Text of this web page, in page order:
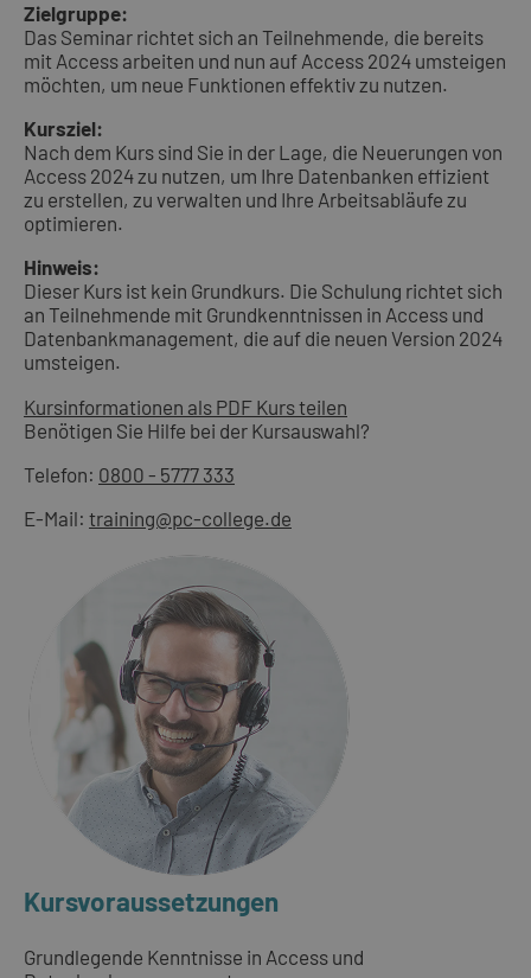
Zielgruppe:
Das Seminar richtet sich an Teilnehmende, die bereits
mit Access arbeiten und nun auf Access 2024 umsteigen
möchten, um neue Funktionen effektiv zu nutzen.
Kursziel:
Nach dem Kurs sind Sie in der Lage, die Neuerungen von
Access 2024 zu nutzen, um Ihre Datenbanken effizient
zu erstellen, zu verwalten und Ihre Arbeitsabläufe zu
optimieren.
Hinweis:
Dieser Kurs ist kein Grundkurs. Die Schulung richtet sich
an Teilnehmende mit Grundkenntnissen in Access und
Datenbankmanagement, die auf die neuen Version 2024
umsteigen.
Kursinformationen als PDF Kurs teilen
Benötigen Sie Hilfe bei der Kursauswahl?
Telefon: 0800 - 5777 333
E-Mail: training@pc-college.de
Kursvoraussetzungen
Grundlegende Kenntnisse in Access und